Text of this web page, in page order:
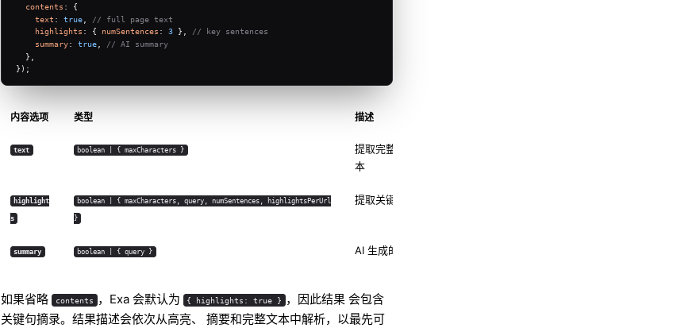
contents : {
text : true
// full page text
highlights : { numSentences : 3 }, // key sentences
summary: true
// AI summary
  },
});
内容选项 类型 描述
text boolean | { maxCharacters }
提取完整页面文
本
highlight
s
boolean | { maxCharacters, query, numSentences, highlightsPerUrl
}
提取关键句
summary boolean | { query } AI 生成的摘要
如果省略 contents ，Exa 会默认为 { highlights: true }
，因此结果 会包含
关键句摘录。结果描述会依次从高亮、 摘要和完整文本中解析，以最先可